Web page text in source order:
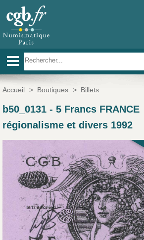
Accueil > Boutiques > Billets
b50_0131- 5 Francs FRANCE
régionalisme et divers 1992